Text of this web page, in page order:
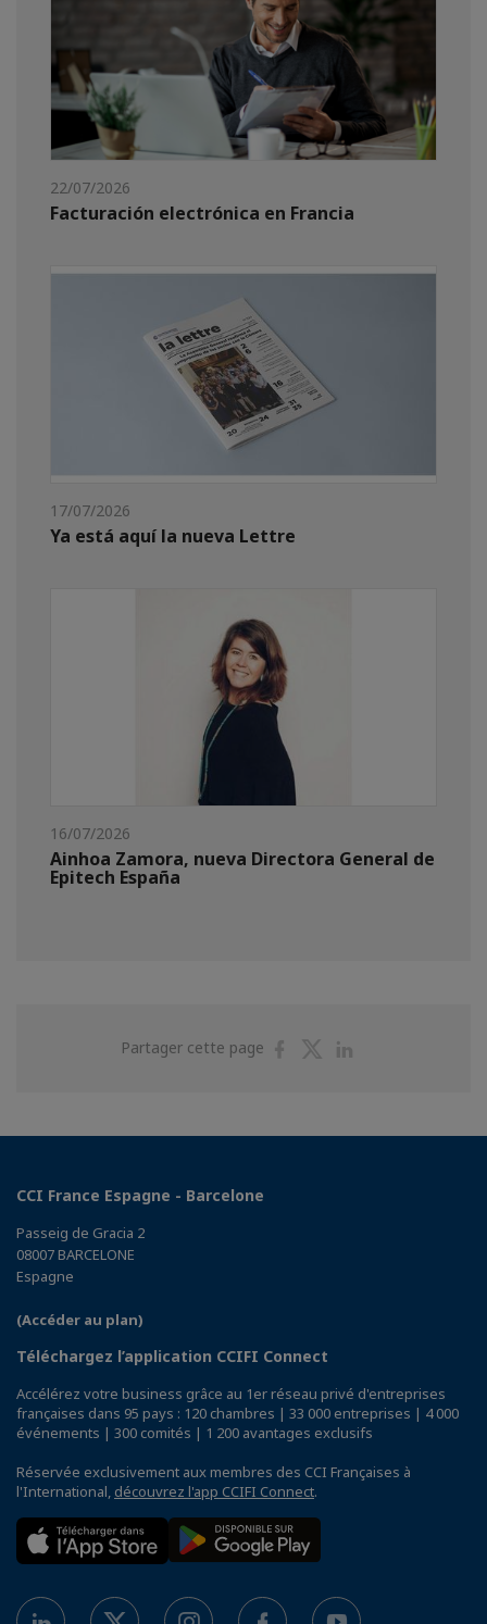
22/07/2026
Facturación electrónica en Francia
17/07/2026
Ya está aquí la nueva Lettre
16/07/2026
Ainhoa Zamora, nueva Directora General de
Epitech España
Partager cette page
PartagerPartager
CCI France Espagne - Barcelone
Passeig de Gracia 2
08007 BARCELONE
Espagne
(Accéder au plan)
Téléchargez l’application CCIFI Connect
Accélérez votre business grâce au 1er réseau privé d'entreprises
françaises dans 95 pays : 120 chambres | 33 000 entreprises | 4 000
événements | 300 comités | 1 200 avantages exclusifs
Réservée exclusivement aux membres des CCI Françaises à
l'International, découvrez l'app CCIFI Connect.